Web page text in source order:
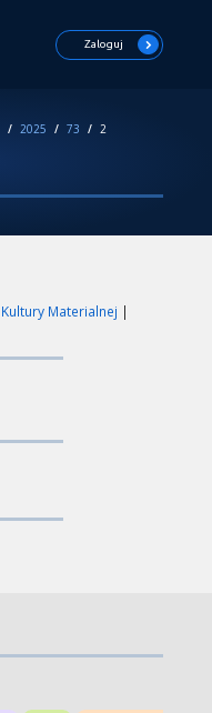
Zaloguj
/ 2025 / 73 / 2
Materialnej |